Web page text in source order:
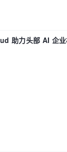
助力头部 AI 企